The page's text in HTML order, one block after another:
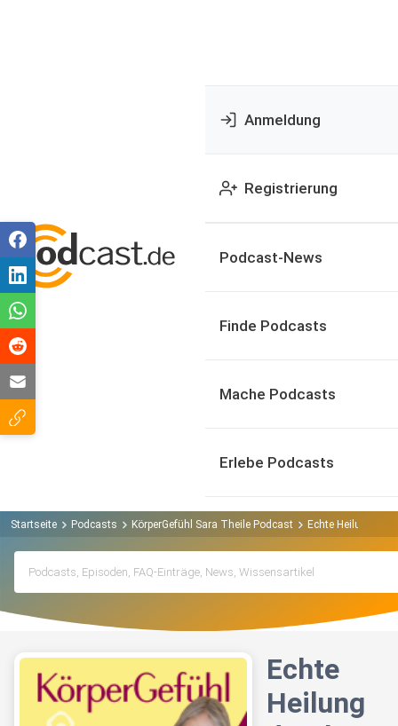
Anmeldung
Registrierung
Podcast-News
Finde Podcasts
Mache Podcasts
Erlebe Podcasts
Startseite Podcasts KörperGefühl Sara Theile Podcast Echte Heilung
Echte
Heilung